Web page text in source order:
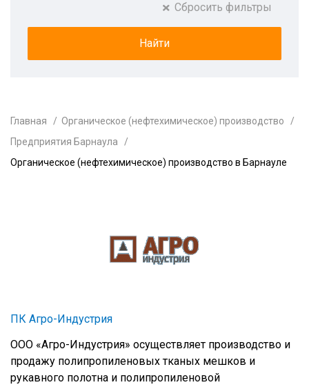
Сбросить фильтры
Главная
Органическое (нефтехимическое) производство
Предприятия Барнаула
Органическое (нефтехимическое) производство в Барнауле
ПК Агро-Индустрия
ООО «Агро-Индустрия» осуществляет производство и
продажу полипропиленовых тканых мешков и
рукавного полотна и полипропиленовой